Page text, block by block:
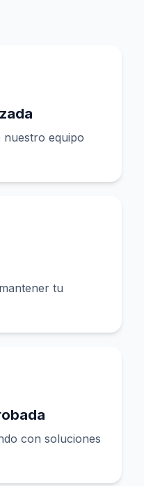
nuestro equipo
tu
con soluciones